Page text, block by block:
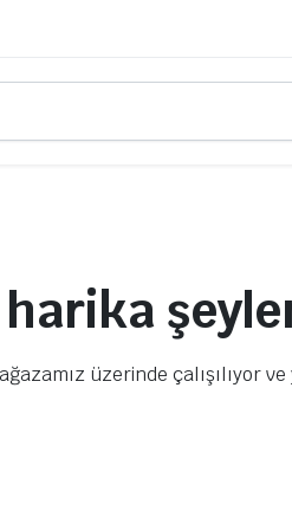
üzerinde çalışılıyor